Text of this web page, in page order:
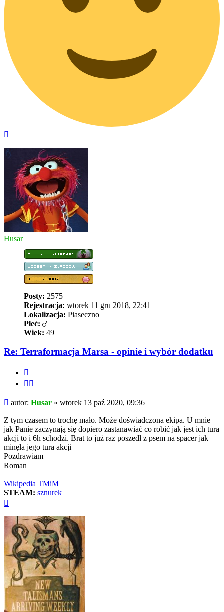
Husar
Posty: 2575
Rejestracja: wtorek 11 gru 2018, 22:41
Lokalizacja: Piaseczno
Płeć:
Wiek: 49
Re: Terraformacja Marsa - opinie i wybór dodatku
Post
autor: Husar » wtorek 13 paź 2020, 09:36
Z tym czasem to trochę mało. Może doświadczona ekipa. U mnie
jak Panie zaczynają się dopiero zastanawiać co robić jak jest ich tura
akcji to i 6h schodzi. Brat to już raz poszedł z psem na spacer jak
minęła jego tura akcji
Pozdrawiam
Roman
Wikipedia TMiM
STEAM: sznurek